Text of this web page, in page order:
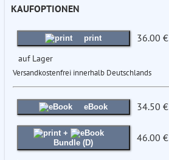
KAUFOPTIONEN
print 36.00 €
auf Lager
Versandkostenfrei innerhalb Deutschlands
eBook 34.50 €
+
Bundle (D)
46.00 €